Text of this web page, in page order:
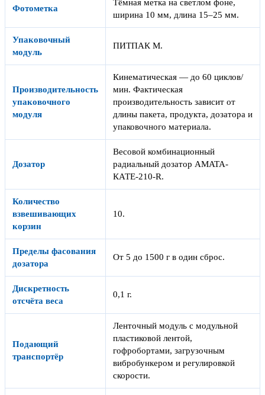
Фотометка
Тёмная метка на светлом фоне,
ширина 10 мм, длина 15–25 мм.
Упаковочный
модуль
ПИТПАК М.
Производительность
упаковочного
модуля
Кинематическая — до 60 циклов/
мин. Фактическая
производительность зависит от
длины пакета, продукта, дозатора и
упаковочного материала.
Дозатор
Весовой комбинационный
радиальный дозатор AMATA-
КАТЕ-210-R.
Количество
взвешивающих
корзин
10.
Пределы фасования
дозатора
От 5 до 1500 г в один сброс.
Дискретность
отсчёта веса
0,1 г.
Подающий
транспортёр
Ленточный модуль с модульной
пластиковой лентой,
гофробортами, загрузочным
вибробункером и регулировкой
скорости.